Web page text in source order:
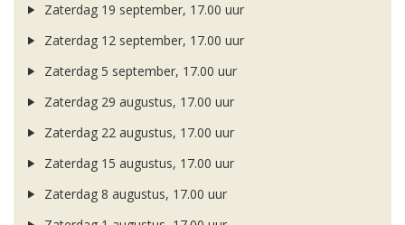
Zaterdag 19 september, 17.00 uur
Zaterdag 12 september, 17.00 uur
Zaterdag 5 september, 17.00 uur
Zaterdag 29 augustus, 17.00 uur
Zaterdag 22 augustus, 17.00 uur
Zaterdag 15 augustus, 17.00 uur
Zaterdag 8 augustus, 17.00 uur